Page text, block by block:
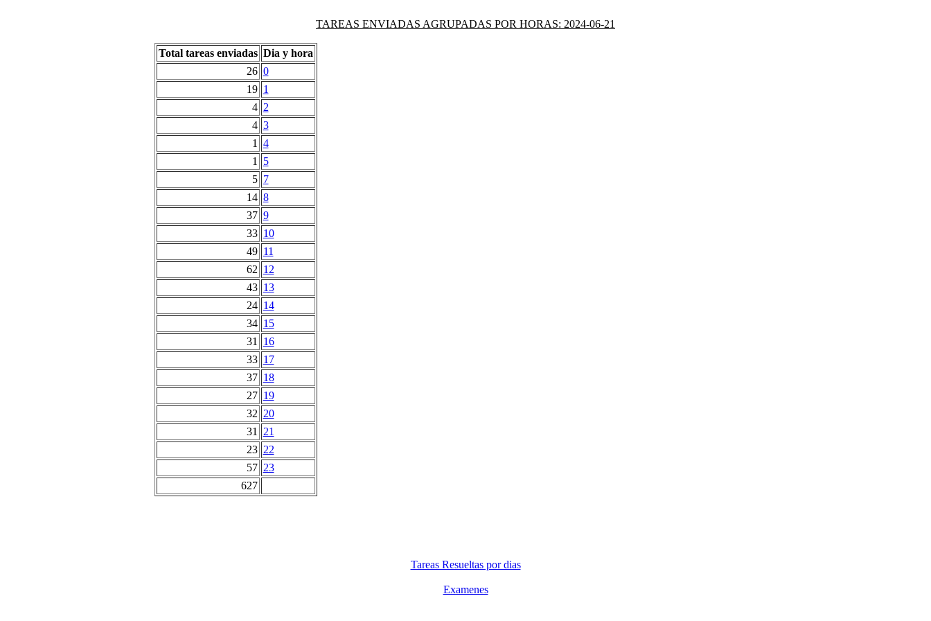
TAREAS ENVIADAS AGRUPADAS POR HORAS: 2024-06-21
Total tareas enviadas Dia y hora
26 0
19 1
4 2
4 3
1
4
1
5
5 7
14 8
37 9
33 10
49 11
62 12
43 13
24 14
34 15
31
16
33 17
37 18
27 19
32 20
31
21
23 22
57 23
627
Tareas Resueltas por dias
Examenes